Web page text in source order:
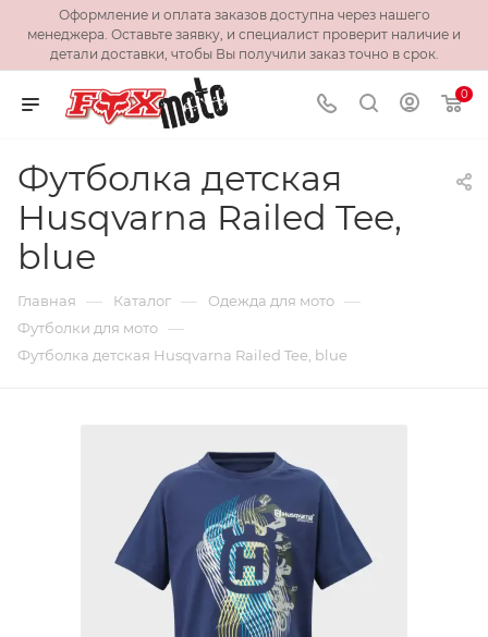
Оформление и оплата заказов доступна через нашего
менеджера. Оставьте заявку, и специалист проверит наличие и
детали доставки, чтобы Вы получили заказ точно в срок.
0
Футболка детская
Husqvarna Railed Tee,
blue
Главная — Каталог — Одежда для мото —
Футболки для мото —
Футболка детская Husqvarna Railed Tee, blue